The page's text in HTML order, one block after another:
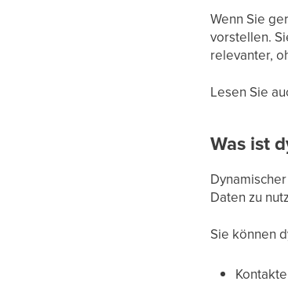
Wenn Sie
vorstellen.
relevanter,
Lesen Sie
Was ist
Daten zu
Sie können